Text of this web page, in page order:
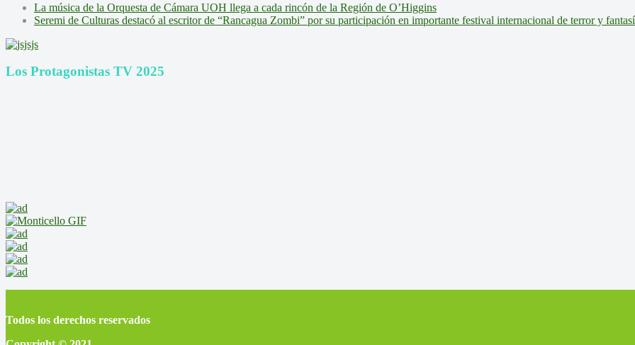
La música de la Orquesta de Cámara UOH llega a cada rincón de la Región de O’Higgins
Seremi de Culturas destacó al escritor de “Rancagua Zombi” por su participación en importante festival internacional de terror y
Los Protagonistas TV 2025
Todos los derechos reservados